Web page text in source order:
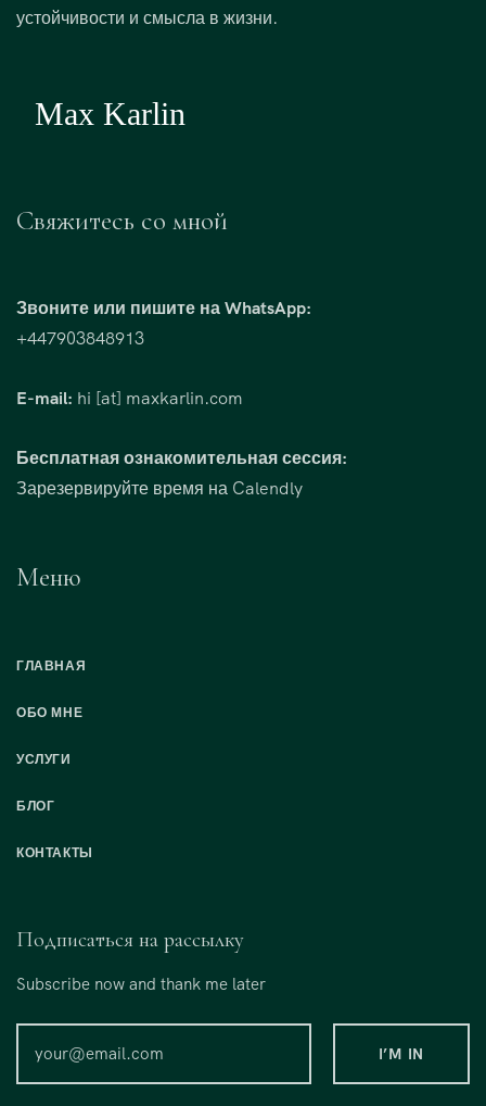
устойчивости и смысла в жизни.
Свяжитесь со мной
Звоните или пишите на WhatsApp:
+447903848913
E-mail: hi [at] maxkarlin.com
Бесплатная ознакомительная сессия:
Зарезервируйте время на Calendly
Меню
ГЛАВНАЯ
ОБО МНЕ
УСЛУГИ
БЛОГ
КОНТАКТЫ
Подписаться на рассылку
Subscribe now and thank me later